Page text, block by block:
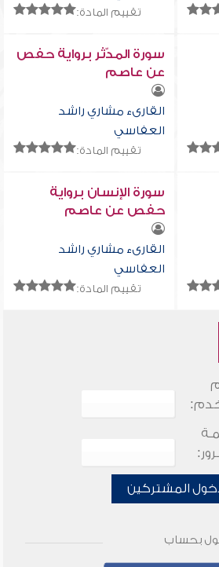
تقييم المادة:
سورة المدّثر برواية حفص
عن عاصم
القارىء مشاري راشد
العفاسي
تقييم المادة:
سورة الإنسان برواية
حفص عن عاصم
القارىء مشاري راشد
العفاسي
تقييم المادة:
المشتركين
بحساب